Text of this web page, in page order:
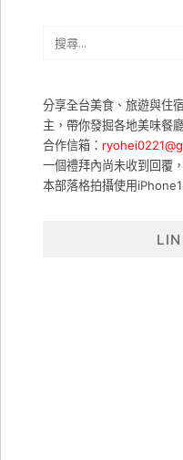
鍵
字:
分享全台美食、旅遊與住
主，帶你發掘各地美味餐
合作信箱：
一個禮拜內尚未收到回覆
本部落格拍攝使用